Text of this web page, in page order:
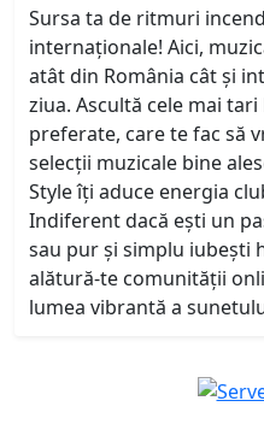
Sursa ta de ritmuri
internaționale! Aici,
atât din România cât și
ziua. Ascultă cele mai
preferate, care te fac să
selecții muzicale bine
Style îți aduce energia
Indiferent dacă ești un
sau pur și simplu iubești
alătură-te comunității
lumea vibrantă a